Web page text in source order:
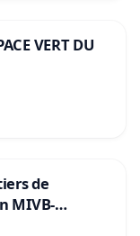
VERT DU
de
MIVB-
en Het